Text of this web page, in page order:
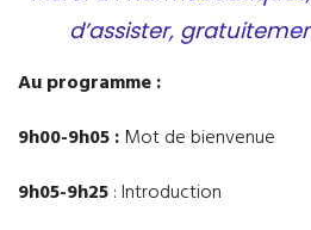
d’assister,
Au programme :
9h00-9h05 :Mot de bienvenue
9h05-9h25: Introduction